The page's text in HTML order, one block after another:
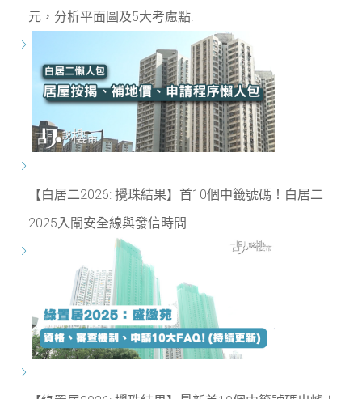
元，分析平面圖及5大考慮點!
【白居二2026: 攪珠結果】首10個中籤號碼！白居二
2025入閘安全線與發信時間